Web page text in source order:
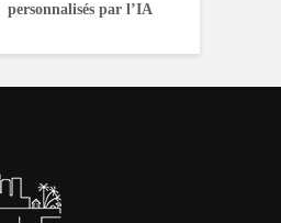
personnalisés par l’IA